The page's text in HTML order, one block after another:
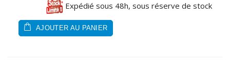
Expédié sous 48h, sous réserve de stock
AJOUTER AU PANIER